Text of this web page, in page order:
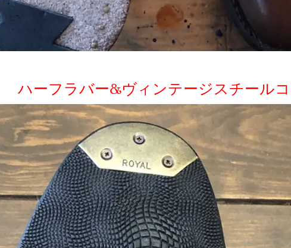
ハーフラバー&ヴィンテージスチール